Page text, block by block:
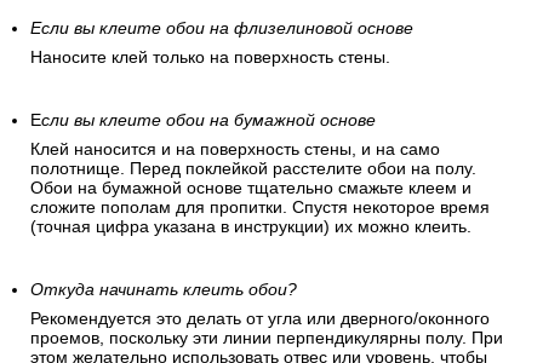
Если вы клеите обои на флизелиновой основе
Наносите клей только на поверхность стены.
Если вы клеите обои на бумажной основе
Клей наносится и на поверхность стены, и на само
полотнище. Перед поклейкой расстелите обои на полу.
Обои на бумажной основе тщательно смажьте клеем и
сложите пополам для пропитки. Спустя некоторое время
(точная цифра указана в инструкции) их можно клеить.
Откуда начинать клеить обои?
Рекомендуется это делать от угла или дверного/оконного
проемов, поскольку эти линии перпендикулярны полу. При
этом желательно использовать отвес или уровень, чтобы